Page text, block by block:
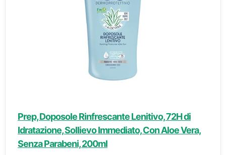
Prep, Doposole Rinfrescante Lenitivo, 72H di
Idratazione, Sollievo Immediato, Con Aloe Vera,
Senza Parabeni, 200ml